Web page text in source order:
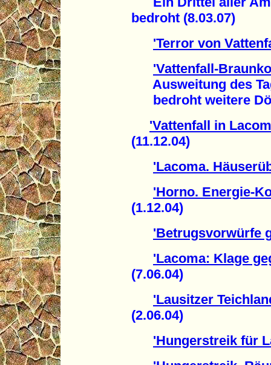
bedroht (8.03.07)
'Terror von
'Vattenfall-
Ausweitung des
bedroht weitere
'Vattenfall in
(11.12.04)
'Lacoma.
'Horno. Energie-
(1.12.04)
'Betrugsvorwürfe
'Lacoma: Klage
(7.06.04)
'Lausitzer
(2.06.04)
'Hungerstreik für